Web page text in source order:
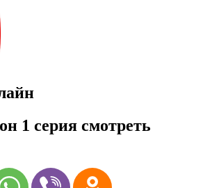
1 серия смотреть